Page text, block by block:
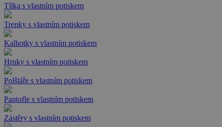
Tílka s vlastním potiskem
Trenky s vlastním potiskem
Kalhotky s vlastním potiskem
Hrnky s vlastním potiskem
Polštáře s vlastním potiskem
Pantofle s vlastním potiskem
Zástěry s vlastním potiskem